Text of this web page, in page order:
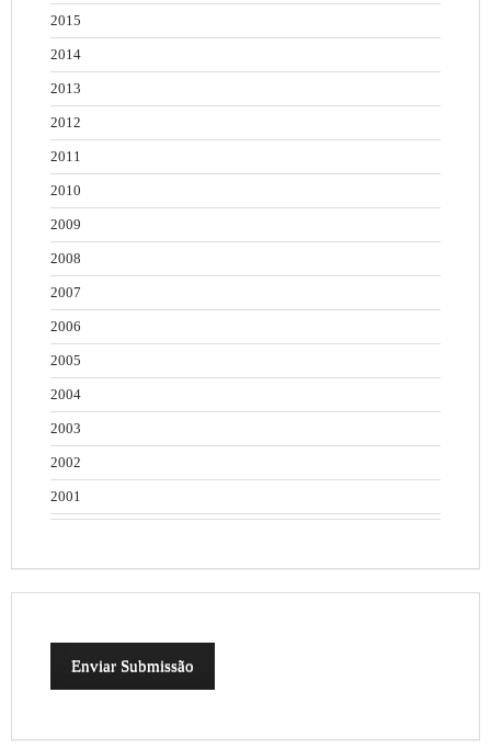
2015
2014
2013
2012
2011
2010
2009
2008
2007
2006
2005
2004
2003
2002
2001
Enviar Submissão